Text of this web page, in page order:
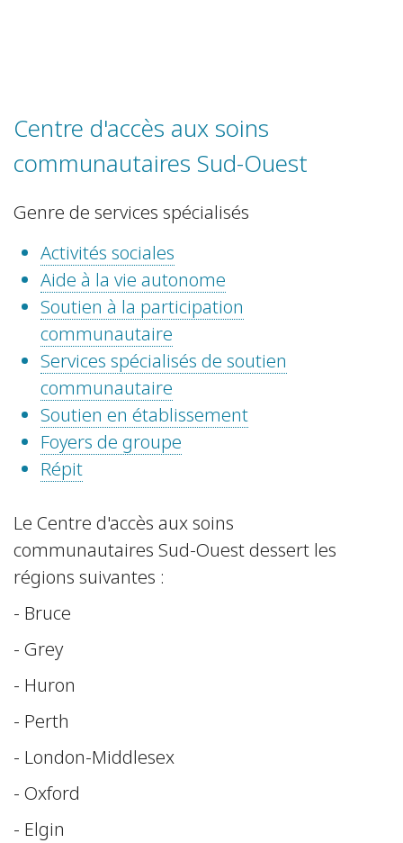
Centre d'accès aux soins
communautaires Sud-Ouest
Genre de services spécialisés
Activités sociales
Aide à la vie autonome
Soutien à la participation
communautaire
Services spécialisés de soutien
communautaire
Soutien en établissement
Foyers de groupe
Répit
Le Centre d'accès aux soins
communautaires Sud-Ouest dessert les
régions suivantes :
- Bruce
- Grey
- Huron
- Perth
- London-Middlesex
- Oxford
- Elgin